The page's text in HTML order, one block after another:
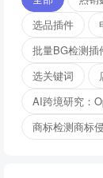
选品插件
批量BG检测插
选关键词
AI跨境研究：
商标检测商标